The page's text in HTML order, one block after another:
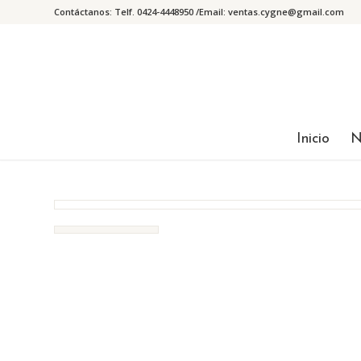
Contáctanos: Telf. 0424-4448950 /Email: ventas.cygne@gmail.com
Inicio